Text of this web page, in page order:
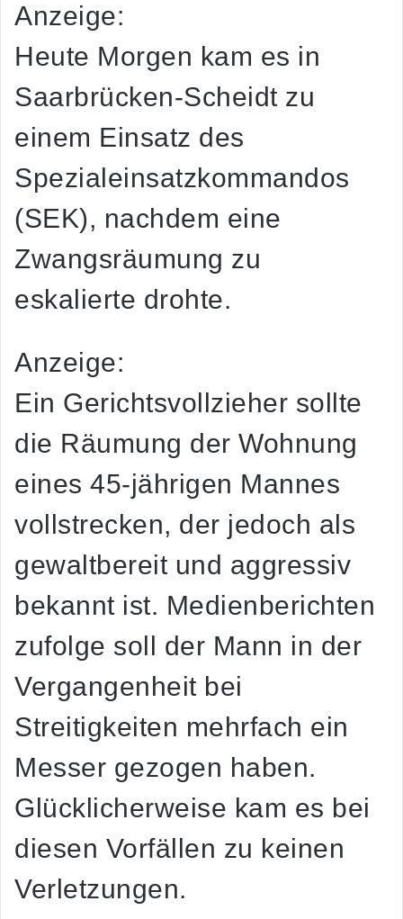
Anzeige:
Heute Morgen kam es in
Saarbrücken-Scheidt zu
einem Einsatz des
Spezialeinsatzkommandos
(SEK), nachdem eine
Zwangsräumung zu
eskalierte drohte.
Anzeige:
Ein Gerichtsvollzieher sollte
die Räumung der Wohnung
eines 45-jährigen Mannes
vollstrecken, der jedoch als
gewaltbereit und aggressiv
bekannt ist. Medienberichten
zufolge soll der Mann in der
Vergangenheit bei
Streitigkeiten mehrfach ein
Messer gezogen haben.
Glücklicherweise kam es bei
diesen Vorfällen zu keinen
Verletzungen.